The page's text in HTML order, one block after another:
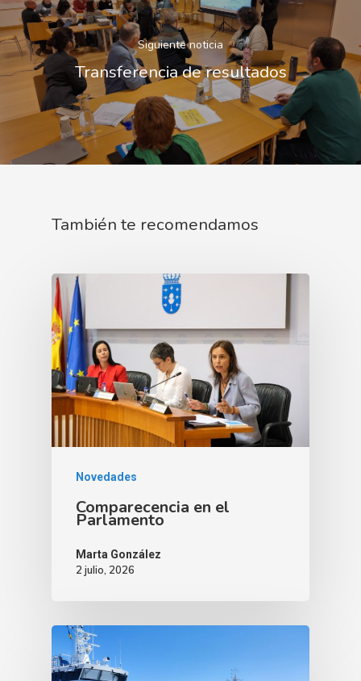
Siguiente noticia
Transferencia de resultados
También te recomendamos
Novedades
Comparecencia en el
Parlamento
Marta González
2 julio, 2026